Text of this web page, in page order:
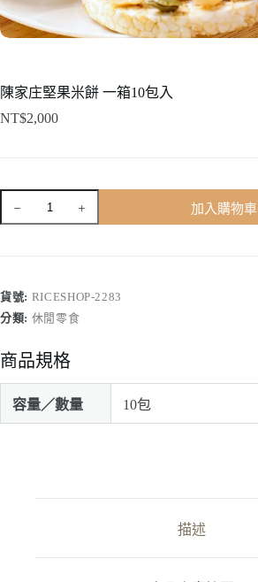
陳家庄堅果米餅 一箱10包入
NT$2,000
米
餅
箱
10
包
加入購物車
貨號: RICESHOP-2283
分類: 休閒零食
商品規格
容量／數量 10包
描述